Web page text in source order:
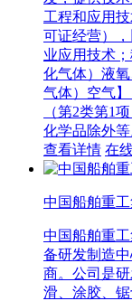
工程和应用
可证经营）
业应用技术
化气体）液
气体）空气
（第2类第1
化学品除外等
查看详情 在
中国船舶重
中国船舶重
备研发制造
商。公司是
滑、涂胶、